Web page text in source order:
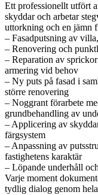
Ett professionellt utfört
skyddar och arbetar
uttorkning och en jämn
– Fasadputsning av
– Renovering och
– Reparation av
armering vid behov
– Ny puts på fasad i
större renovering
– Noggrant förarbete
grundbehandling av
– Applicering av
färgsystem
– Anpassning av
fastighetens karaktär
– Löpande underhåll
Varje moment
tydlig dialog genom